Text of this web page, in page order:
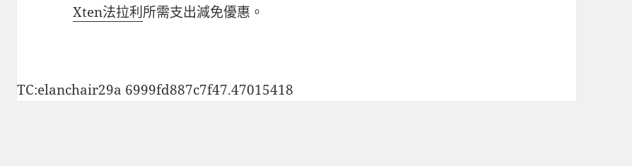
Xten法拉利所需支出減免優惠。
TC:elanchair29a 6999fd887c7f47.47015418